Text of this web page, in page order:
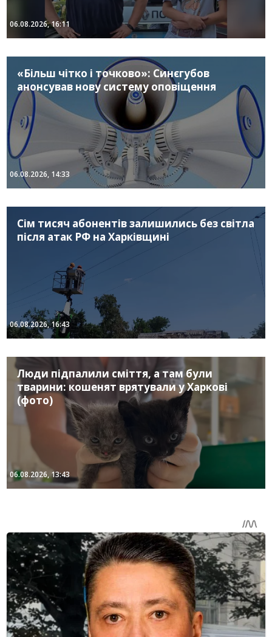
06.08.2026, 16:11
«Більш чітко і точково»: Синєгубов
анонсував нову систему оповіщення
06.08.2026, 14:33
Сім тисяч абонентів залишились без світла
після атак РФ на Харківщині
06.08.2026, 16:43
Люди підпалили сміття, а там були
тварини: кошенят врятували у Харкові
(фото)
06.08.2026, 13:43